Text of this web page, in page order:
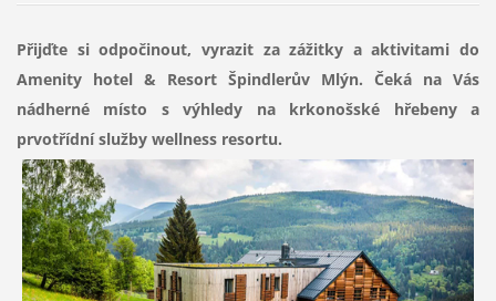
Přijďte si odpočinout, vyrazit za zážitky a aktivitami do
Amenity hotel & Resort Špindlerův Mlýn. Čeká na Vás
nádherné místo s výhledy na krkonošské hřebeny a
prvotřídní služby wellness resortu.